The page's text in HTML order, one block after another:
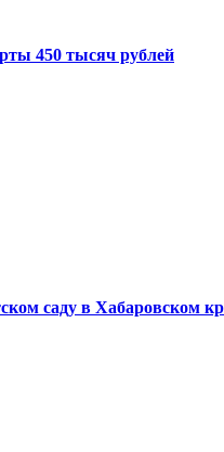
450 тысяч рублей
саду в Хабаровском